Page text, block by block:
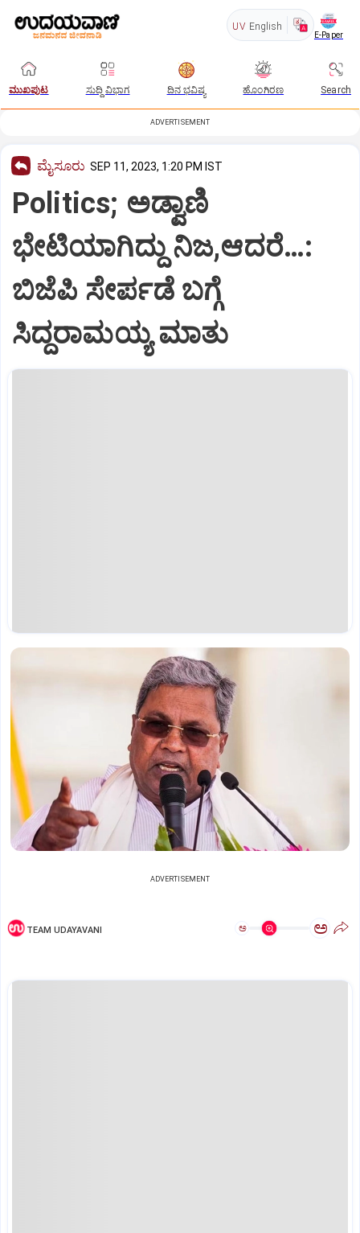
UV English
E-Paper
ಮುಖಪುಟ ಸುದ್ದಿ ವಿಭಾಗ ದಿನ ಭವಿಷ್ಯ ಹೊಂಗಿರಣ Search
ADVERTISEMENT
ಮೈಸೂರು SEP 11, 2023, 1:20 PM IST
Politics; ಅಡ್ವಾಣಿ
ಭೇಟಿಯಾಗಿದ್ದು ನಿಜ,ಆದರೆ…:
ಬಿಜೆಪಿ ಸೇರ್ಪಡೆ ಬಗ್ಗೆ
ಸಿದ್ದರಾಮಯ್ಯ ಮಾತು
ADVERTISEMENT
TEAM UDAYAVANI ಅ ಅ